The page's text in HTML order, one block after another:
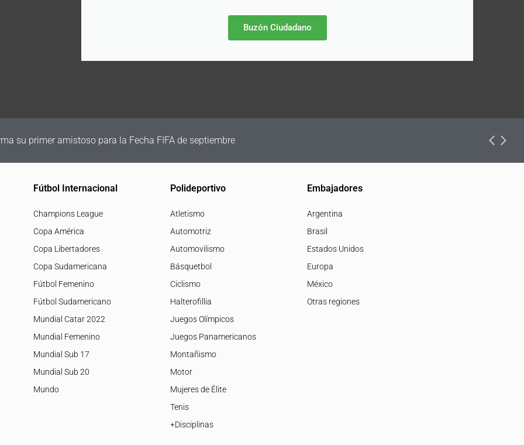
Buzón Ciudadano
su primer amistoso para la Fecha FIFA de septiembre
Fútbol Internacional
Champions League
Copa América
Copa Libertadores
Copa Sudamericana
Fútbol Femenino
Fútbol Sudamericano
Mundial Catar 2022
Mundial Femenino
Mundial Sub 17
Mundial Sub 20
Mundo
Polideportivo
Atletismo
Automotriz
Automovilismo
Básquetbol
Ciclismo
Halterofillia
Juegos Olímpicos
Juegos Panamericanos
Montañismo
Motor
Mujeres de Élite
Tenis
+Disciplinas
Embajadores
Argentina
Brasil
Estados Unidos
Europa
México
Otras regiones